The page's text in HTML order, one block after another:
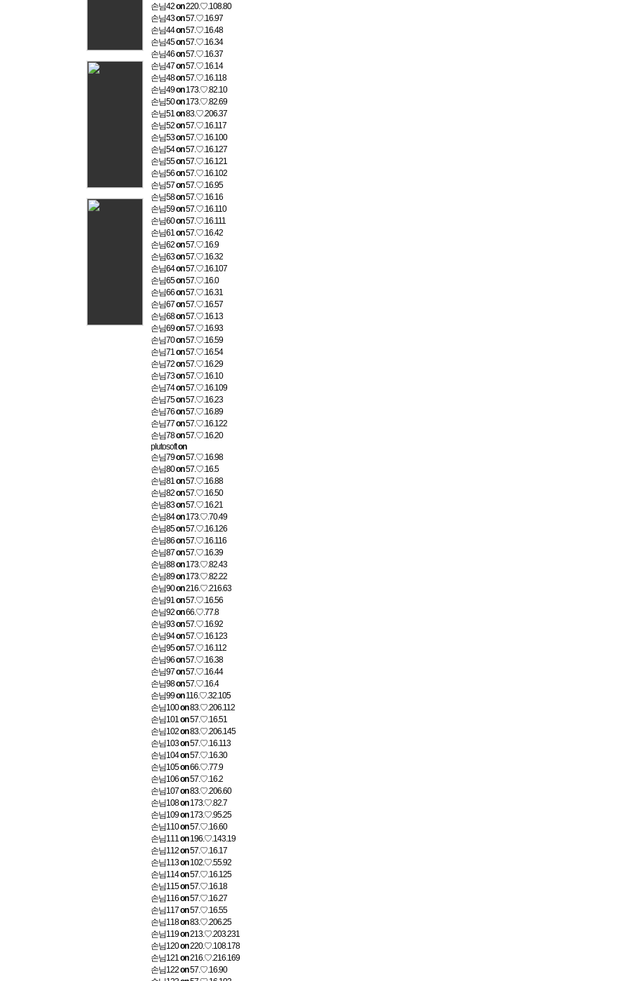
손님42on220.♡.108.80
손님43on57.♡.16.97
손님44on57.♡.16.48
손님45on57.♡.16.34
손님46on57.♡.16.37
손님47on57.♡.16.14
손님48on57.♡.16.118
손님49on 173.♡.82.10
손님50on 173.♡.82.69
손님51on83.♡.206.37
손님52on57.♡.16.117
손님53on57.♡.16.100
손님54on57.♡.16.127
손님55on57.♡.16.121
손님56on57.♡.16.102
손님57on57.♡.16.95
손님58on57.♡.16.16
손님59on57.♡.16.110
손님60on57.♡.16.111
손님61on57.♡.16.42
손님62on57.♡.16.9
손님63on57.♡.16.32
손님64on57.♡.16.107
손님65on57.♡.16.0
손님66on57.♡.16.31
손님67on57.♡.16.57
손님68on57.♡.16.13
손님69on57.♡.16.93
손님70on57.♡.16.59
손님71on57.♡.16.54
손님72on57.♡.16.29
손님73on57.♡.16.10
손님74on57.♡.16.109
손님75on57.♡.16.23
손님76on57.♡.16.89
손님77on57.♡.16.122
손님78on57.♡.16.20
plutosofton
손님79on57.♡.16.98
손님80on57.♡.16.5
손님81on57.♡.16.88
손님82on57.♡.16.50
손님83on57.♡.16.21
손님84on 173.♡.70.49
손님85on57.♡.16.126
손님86on57.♡.16.116
손님87on57.♡.16.39
손님88on 173.♡.82.43
손님89on 173.♡.82.22
손님90on216.♡.216.63
손님91on57.♡.16.56
손님92on66.♡.77.8
손님93on57.♡.16.92
손님94on57.♡.16.123
손님95on57.♡.16.112
손님96on57.♡.16.38
손님97on57.♡.16.44
손님98on57.♡.16.4
손님99on 116.♡.32.105
손님100on83.♡.206.112
손님101on57.♡.16.51
손님102on83.♡.206.145
손님103on57.♡.16.113
손님104on57.♡.16.30
손님105on66.♡.77.9
손님106on57.♡.16.2
손님107on83.♡.206.60
손님108on 173.♡.82.7
손님109on 173.♡.95.25
손님110on57.♡.16.60
손님111on 196.♡.143.19
손님112on57.♡.16.17
손님113on 102.♡.55.92
손님114on57.♡.16.125
손님115on57.♡.16.18
손님116on57.♡.16.27
손님117on57.♡.16.55
손님118on83.♡.206.25
손님119on213.♡.203.231
손님120on220.♡.108.178
손님121on216.♡.216.169
손님122on57.♡.16.90